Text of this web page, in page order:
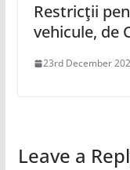
Restricţii
vehicule, de
23rd December
Leave a